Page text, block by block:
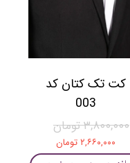
کت تک کتان کد
003
۳,۸۰۰,۰۰۰ تومان
۲,۶۶۰,۰۰۰ تومان